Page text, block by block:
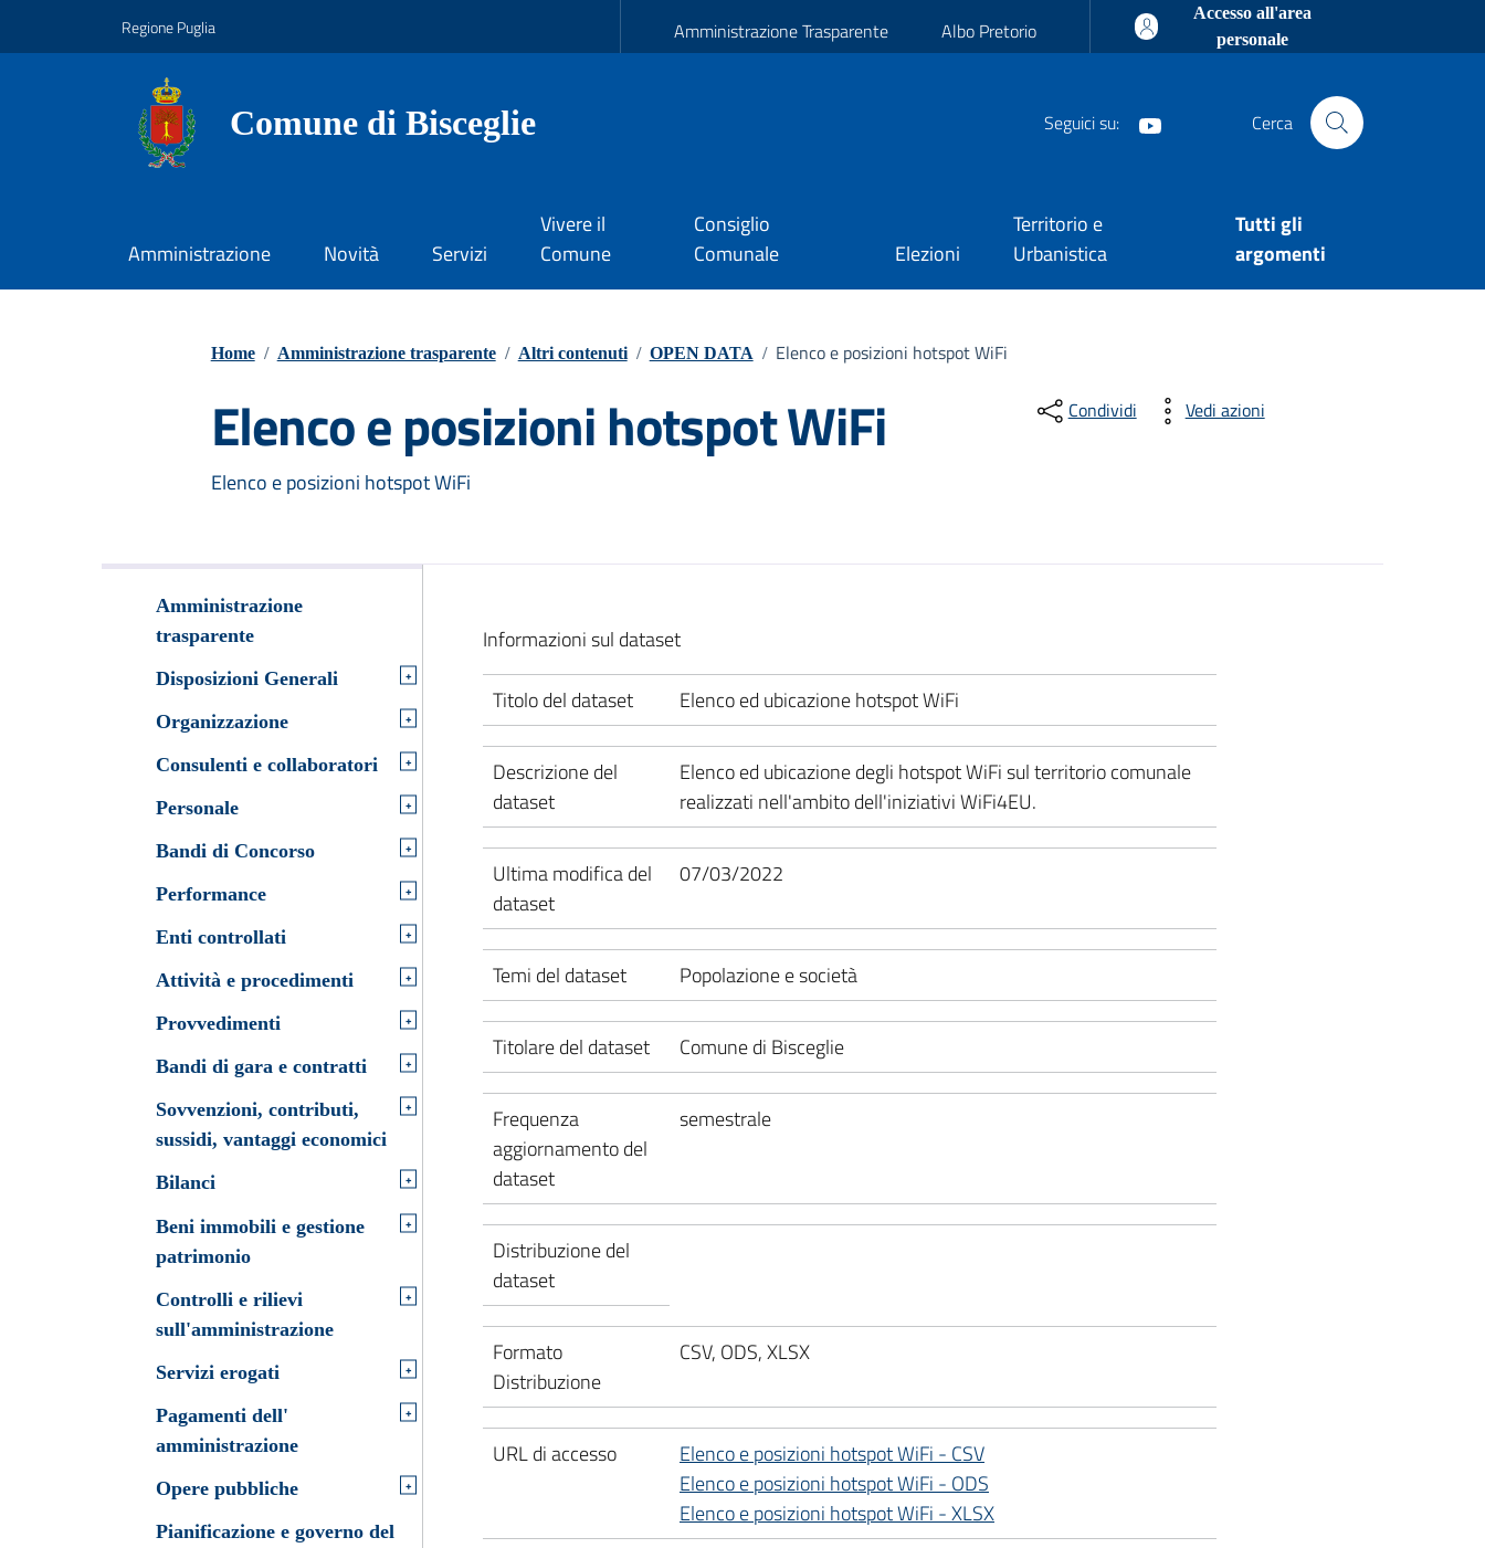
Regione Puglia Amministrazione Trasparente Albo Pretorio
Accesso all'area
personale
Comune di Bisceglie Seguici su: Cerca
Amministrazione Novità Servizi
Vivere il
Comune
Consiglio
Comunale
Elezioni
Territorio e
Urbanistica
Tutti gli
argomenti
Home / Amministrazione trasparente / Altri contenuti / OPEN DATA / Elenco e posizioni hotspot WiFi
Elenco e posizioni hotspot WiFi
Elenco e posizioni hotspot WiFi
Condividi Vedi azioni
Amministrazione
trasparente
Disposizioni Generali
+
Organizzazione +
Consulenti e collaboratori +
Personale +
Bandi di Concorso +
Performance +
Enti controllati +
Attività e procedimenti +
Provvedimenti +
Bandi di gara e contratti +
Sovvenzioni, contributi,
sussidi, vantaggi economici
+
Bilanci +
Beni immobili e gestione
patrimonio
+
Controlli e rilievi
sull'amministrazione
+
Servizi erogati +
Pagamenti dell'
amministrazione
+
Opere pubbliche +
Pianificazione e governo del
Informazioni sul dataset
Titolo del dataset Elenco ed ubicazione hotspot WiFi
Descrizione del
dataset
Elenco ed ubicazione degli hotspot WiFi sul territorio comunale
realizzati nell'ambito dell'iniziativi WiFi4EU.
Ultima modifica del
dataset
07/03/2022
Temi del dataset Popolazione e società
Titolare del dataset Comune di Bisceglie
Frequenza
aggiornamento del
dataset
semestrale
Distribuzione del
dataset
Formato
Distribuzione
CSV, ODS, XLSX
URL di accesso
Elenco e posizioni hotspot WiFi - CSV
Elenco e posizioni hotspot WiFi - ODS
Elenco e posizioni hotspot WiFi - XLSX